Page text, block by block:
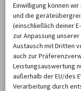
Wenn man einen
Autovermietungen
Anbieter deutlich
das international
Anbieter
Verhältnis und die
Ort. Noch dazu
Einwilligung können
und die
(einschließlich deiner
zur Anpassung
Austausch mit Dritten
auch zur
Leistungsauswertung
außerhalb der EU/des
Verarbeitung durch